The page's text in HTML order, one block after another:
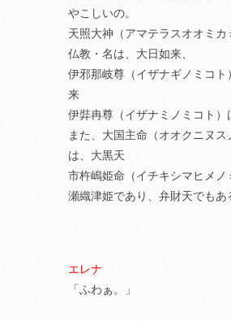
やこしいの。
天照大神（アマテラスオオミカ
仏教・名は、大日如来、
伊邪那岐尊（イザナギノミコト
来
伊弉冉尊（イザナミノミコト）
また、大国主命（オオクニヌス
は、大黒天
市杵嶋姫命（イチキシマヒメノ
瀬織津姫であり、弁財天でもあ
エレナ
「ふわぁ。」